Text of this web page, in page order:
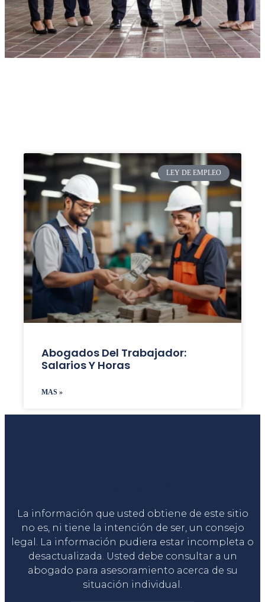
LEY DE EMPLEO
Abogados Del Trabajador:
Salarios Y Horas
MAS »
La información que usted obtiene de este sitio
no es, ni tiene la intención de ser, un consejo
legal. La información pudiera estar incompleta o
desactualizada. Usted debe consultar a un
abogado para asesoramiento acerca de su
situación individual.